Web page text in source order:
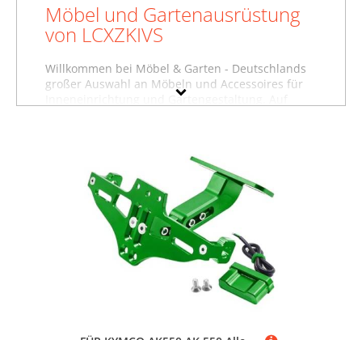
Möbel und Gartenausrüstung
von LCXZKIVS
Willkommen bei Möbel & Garten - Deutschlands
großer Auswahl an Möbeln und Accessoires für
Inneneinrichtung und Gartengestaltung. Auf
etwas ganz bestimmtes? Vielleicht finden Sie es in
einer unserer Möbelfachabteilungen, zum
Beispiel im BereichBaumarktartikel von
LCXZKIVS. Nutzen Sie auch die Filter auf dieser
Seite, um gezielt nach Produkten in bestimmten
Farben, Preisbereichen oder nach reduzierten
Möbeln zu suchen. Stöbern Sie in aller Ruhe und
lassen Sie sich inspirieren - wir wünschen Ihnen